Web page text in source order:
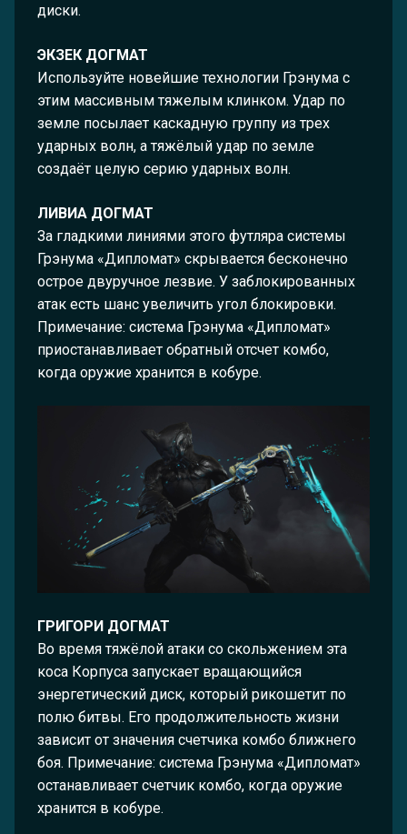
диски.
ЭКЗЕК ДОГМАТ
Используйте новейшие технологии Грэнума с
этим массивным тяжелым клинком. Удар по
земле посылает каскадную группу из трех
ударных волн, а тяжёлый удар по земле
создаёт целую серию ударных волн.
ЛИВИА ДОГМАТ
За гладкими линиями этого футляра системы
Грэнума «Дипломат» скрывается бесконечно
острое двуручное лезвие. У заблокированных
атак есть шанс увеличить угол блокировки.
Примечание: система Грэнума «Дипломат»
приостанавливает обратный отсчет комбо,
когда оружие хранится в кобуре.
ГРИГОРИ ДОГМАТ
Во время тяжёлой атаки со скольжением эта
коса Корпуса запускает вращающийся
энергетический диск, который рикошетит по
полю битвы. Его продолжительность жизни
зависит от значения счетчика комбо ближнего
боя. Примечание: система Грэнума «Дипломат»
останавливает счетчик комбо, когда оружие
хранится в кобуре.